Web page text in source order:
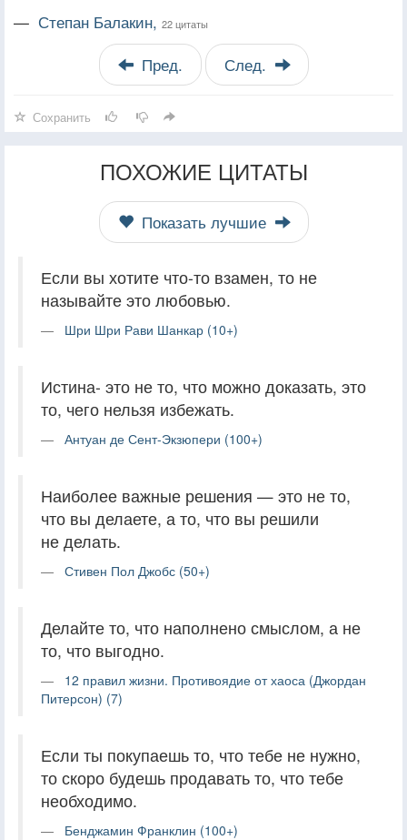
— Степан Балакин, 22 цитаты
Пред. След.
Сохранить
ПОХОЖИЕ ЦИТАТЫ
Показать лучшие
Если вы хотите что-то взамен, то не
называйте это любовью.
Шри Шри Рави Шанкар (10+)
Истина- это не то, что можно доказать, это
то, чего нельзя избежать.
Антуан де Сент-Экзюпери (100+)
Наиболее важные решения — это не то,
что вы делаете, а то, что вы решили
не делать.
Стивен Пол Джобс (50+)
Делайте то, что наполнено смыслом, а не
то, что выгодно.
12 правил жизни. Противоядие от хаоса (Джордан
Питерсон) (7)
Если ты покупаешь то, что тебе не нужно,
то скоро будешь продавать то, что тебе
необходимо.
Бенджамин Франклин (100+)